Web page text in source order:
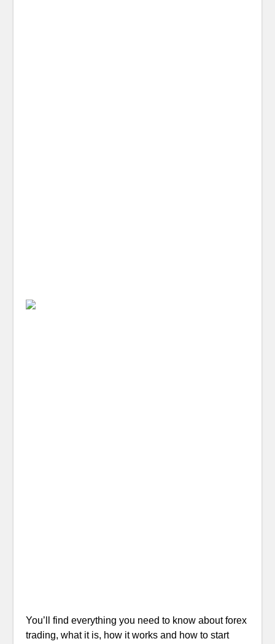
You’ll find everything you need to know about forex
trading, what it is, how it works and how to start